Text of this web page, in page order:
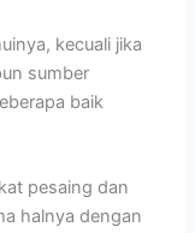
kecuali jika
sumber
baik
pesaing dan
halnya dengan